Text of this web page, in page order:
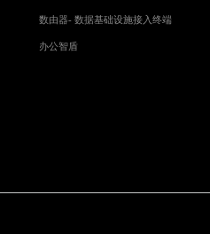
数由器- 数据基础设施接入终端
办公智盾